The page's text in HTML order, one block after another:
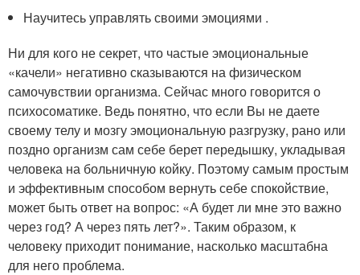
Научитесь управлять своими эмоциями .
Ни для кого не секрет, что частые эмоциональные
«качели» негативно сказываются на физическом
самочувствии организма. Сейчас много говорится о
психосоматике. Ведь понятно, что если Вы не даете
своему телу и мозгу эмоциональную разгрузку, рано или
поздно организм сам себе берет передышку, укладывая
человека на больничную койку. Поэтому самым простым
и эффективным способом вернуть себе спокойствие,
может быть ответ на вопрос: «А будет ли мне это важно
через год? А через пять лет?». Таким образом, к
человеку приходит понимание, насколько масштабна
для него проблема.